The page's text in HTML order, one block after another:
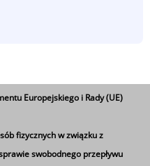
do
Europejskiego i Rady (UE)
fizycznych w związku z
swobodnego przepływu